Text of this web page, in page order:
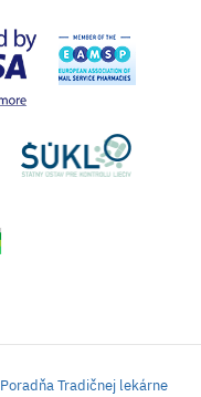
Poradňa Tradičnej lekárne